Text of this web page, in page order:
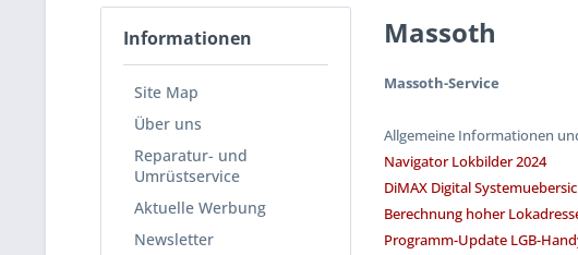
Informationen
Site Map
Über uns
Reparatur- und
Umrüstservice
Aktuelle Werbung
Newsletter
Massoth
Massoth-Service
Allgemeine Informationen
Navigator Lokbilder 2024
DiMAX Digital
Berechnung hoher
Programm-Update LGB-